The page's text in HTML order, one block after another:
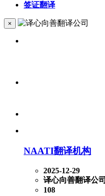
签证翻译
×
NAATI翻译机构
2025-12-29
译心向善翻译公司
108